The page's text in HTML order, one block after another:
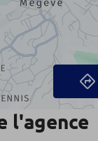
l'agence